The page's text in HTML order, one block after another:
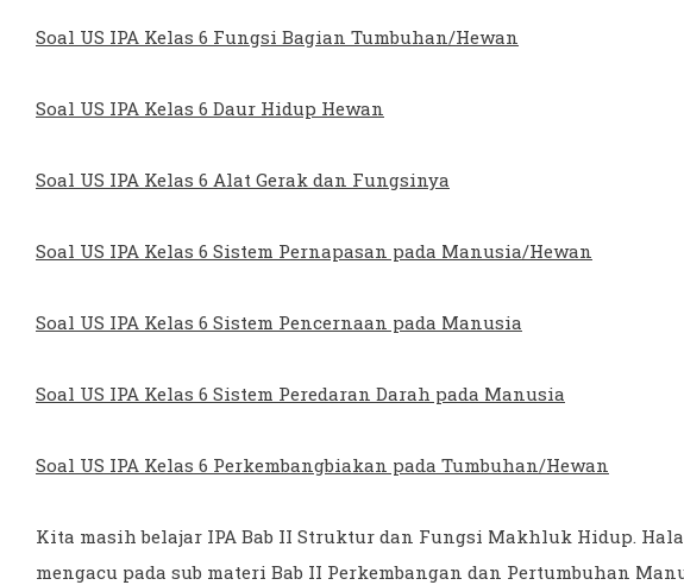
Soal US IPA Kelas 6 Fungsi Bagian Tumbuhan/Hewan
Soal US IPA Kelas 6 Daur Hidup Hewan
Soal US IPA Kelas 6 Alat Gerak dan Fungsinya
Soal US IPA Kelas 6 Sistem Pernapasan pada Manusia/Hewan
Soal US IPA Kelas 6 Sistem Pencernaan pada Manusia
Soal US IPA Kelas 6 Sistem Peredaran Darah pada Manusia
Soal US IPA Kelas 6 Perkembangbiakan pada Tumbuhan/Hewan
Kita masih belajar IPA Bab II Struktur dan Fungsi Makhluk Hidup.
mengacu pada sub materi Bab II Perkembangan dan Pertumbuhan